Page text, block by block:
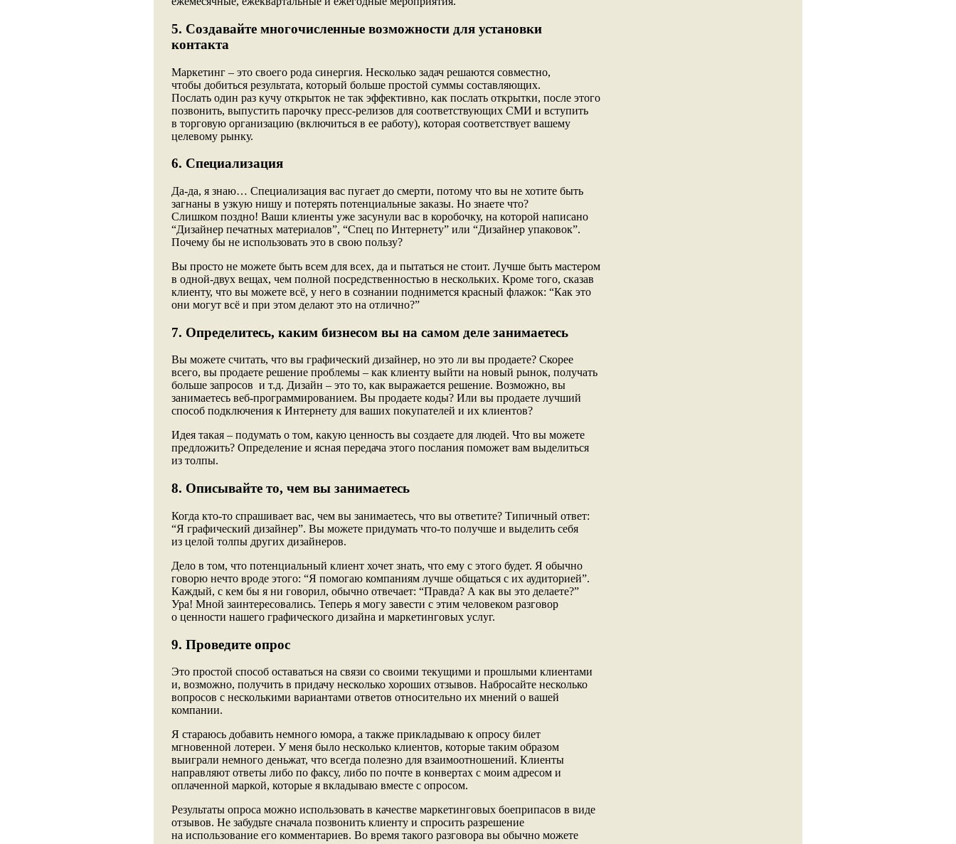
5. Создавайте многочисленные возможности для установки
контакта
Маркетинг – это своего рода синергия. Несколько задач решаются совместно,
чтобы добиться результата, который больше простой суммы составляющих.
Послать один раз кучу открыток не так эффективно, как послать открытки, после этого
позвонить, выпустить парочку пресс-релизов для соответствующих СМИ и вступить
в торговую организацию (включиться в ее работу), которая соответствует вашему
целевому рынку.
6. Специализация
Да-да, я знаю… Специализация вас пугает до смерти, потому что вы не хотите быть
загнаны в узкую нишу и потерять потенциальные заказы. Но знаете что?
Слишком поздно! Ваши клиенты уже засунули вас в коробочку, на которой написано
“Дизайнер печатных материалов”, “Спец по Интернету” или “Дизайнер упаковок”.
Почему бы не использовать это в свою пользу?
Вы просто не можете быть всем для всех, да и пытаться не стоит. Лучше быть мастером
в одной-двух вещах, чем полной посредственностью в нескольких. Кроме того, сказав
клиенту, что вы можете всё, у него в сознании поднимется красный флажок: “Как это
они могут всё и при этом делают это на отлично?”
7. Определитесь, каким бизнесом вы на самом деле занимаетесь
Вы можете считать, что вы графический дизайнер, но это ли вы продаете? Скорее
всего, вы продаете решение проблемы – как клиенту выйти на новый рынок, получать
больше запросов и т.д. Дизайн – это то, как выражается решение. Возможно, вы
занимаетесь веб-программированием. Вы продаете коды? Или вы продаете лучший
способ подключения к Интернету для ваших покупателей и их клиентов?
Идея такая – подумать о том, какую ценность вы создаете для людей. Что вы можете
предложить? Определение и ясная передача этого послания поможет вам выделиться
из толпы.
8. Описывайте то, чем вы занимаетесь
Когда кто-то спрашивает вас, чем вы занимаетесь, что вы ответите? Типичный ответ:
“Я графический дизайнер”. Вы можете придумать что-то получше и выделить себя
из целой толпы других дизайнеров.
Дело в том, что потенциальный клиент хочет знать, что ему с этого будет. Я обычно
говорю нечто вроде этого: “Я помогаю компаниям лучше общаться с их аудиторией”.
Каждый, с кем бы я ни говорил, обычно отвечает: “Правда? А как вы это делаете?”
Ура! Мной заинтересовались. Теперь я могу завести с этим человеком разговор
о ценности нашего графического дизайна и маркетинговых услуг.
9. Проведите опрос
Это простой способ оставаться на связи со своими текущими и прошлыми клиентами
и, возможно, получить в придачу несколько хороших отзывов. Набросайте несколько
вопросов с несколькими вариантами ответов относительно их мнений о вашей
компании.
Я стараюсь добавить немного юмора, а также прикладываю к опросу билет
мгновенной лотереи. У меня было несколько клиентов, которые таким образом
выиграли немного деньжат, что всегда полезно для взаимоотношений. Клиенты
направляют ответы либо по факсу, либо по почте в конвертах с моим адресом и
оплаченной маркой, которые я вкладываю вместе с опросом.
Результаты опроса можно использовать в качестве маркетинговых боеприпасов в виде
отзывов. Не забудьте сначала позвонить клиенту и спросить разрешение
на использование его комментариев. Во время такого разговора вы обычно можете